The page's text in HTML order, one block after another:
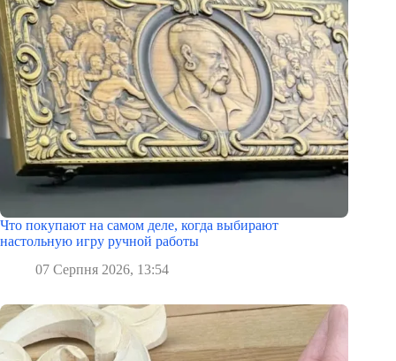
Что покупают на самом деле, когда выбирают
настольную игру ручной работы
07 Серпня 2026, 13:54